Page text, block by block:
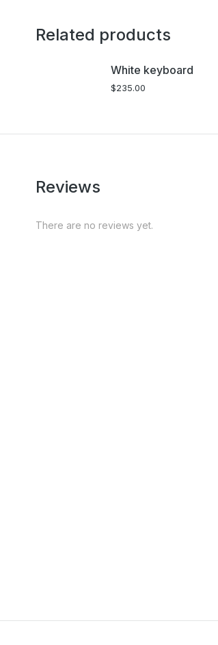
Related products
White keyboard
$235.00
Reviews
There are no reviews yet.